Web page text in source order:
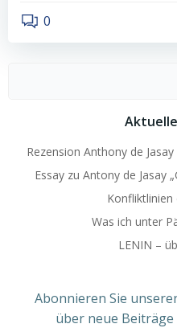
0
Rezension Anthony de
Essay zu Antony de Jasay
Was ich unter
LENIN –
Abonnieren Sie
über neue